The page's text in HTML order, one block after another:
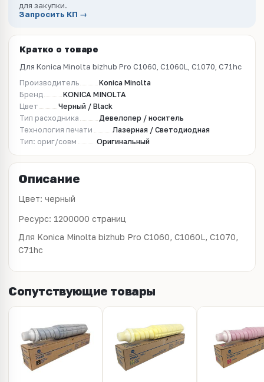
для закупки.
Запросить КП →
Кратко о товаре
Для Konica Minolta bizhub Pro C1060, C1060L, C1070, C71hc
Производитель
Konica Minolta
Бренд
KONICA MINOLTA
Цвет
Черный / Black
Тип расходника
Девелопер / носитель
Технология печати
Лазерная / Светодиодная
Тип: ориг/совм
Оригинальный
Описание
Цвет: черный
Ресурс: 1200000 страниц
Для Konica Minolta bizhub Pro C1060, C1060L, C1070,
C71hc
Сопутствующие товары